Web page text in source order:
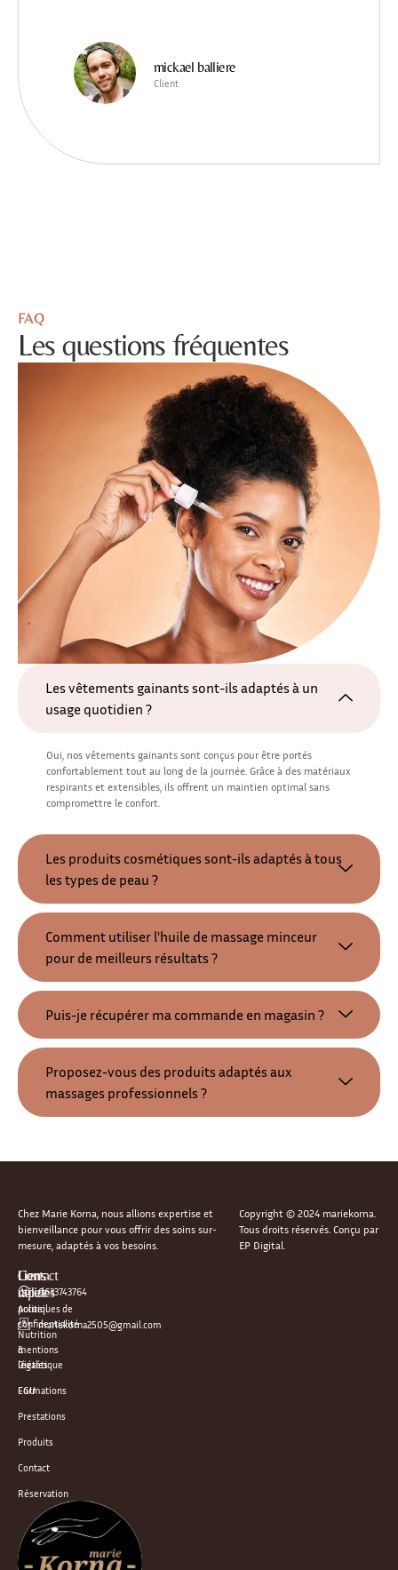
mickael balliere
Client
FAQ
Les questions fréquentes
Les vêtements gainants sont-ils adaptés à un
usage quotidien ?
Oui, nos vêtements gainants sont conçus pour être portés
confortablement tout au long de la journée. Grâce à des matériaux
respirants et extensibles, ils offrent un maintien optimal sans
compromettre le confort.
Les produits cosmétiques sont-ils adaptés à tous
les types de peau ?
Comment utiliser l'huile de massage minceur
pour de meilleurs résultats ?
Puis-je récupérer ma commande en magasin ?
Proposez-vous des produits adaptés aux
massages professionnels ?
Chez Marie Korna, nous allions expertise et
bienveillance pour vous offrir des soins sur-
mesure, adaptés à vos besoins.
Copyright © 2024 mariekorna.
Tous droits réservés. Conçu par
EP Digital.
Liens
rapides
Accueil
Nutrition
&
Diététique
Formations
Prestations
Produits
Contact
Réservation
Liens
utiles
politiques de
confidentialité
mentions
légales
CGU
Contact
0633743764
mariekorna2505@gmail.com